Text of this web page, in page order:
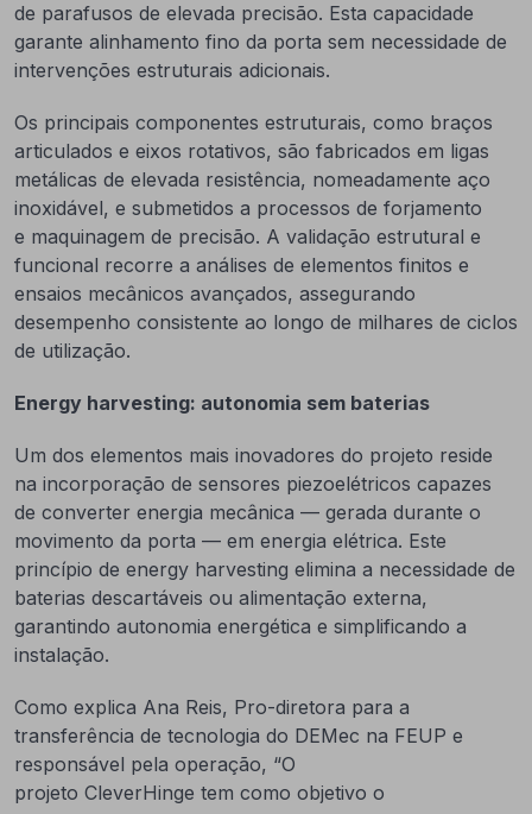
de parafusos de elevada precisão. Esta capacidade
garante alinhamento fino da porta sem necessidade de
intervenções estruturais adicionais.
Os principais componentes estruturais, como braços
articulados e eixos rotativos, são fabricados em ligas
metálicas de elevada resistência, nomeadamente aço
inoxidável, e submetidos a processos de forjamento
e maquinagem de precisão. A validação estrutural e
funcional recorre a análises de elementos finitos e
ensaios mecânicos avançados, assegurando
desempenho consistente ao longo de milhares de ciclos
de utilização.
Energy harvesting: autonomia sem baterias
Um dos elementos mais inovadores do projeto reside
na incorporação de sensores piezoelétricos capazes
de converter energia mecânica — gerada durante o
movimento da porta — em energia elétrica. Este
princípio de energy harvesting elimina a necessidade de
baterias descartáveis ou alimentação externa,
garantindo autonomia energética e simplificando a
instalação.
Como explica Ana Reis, Pro-diretora para a
transferência de tecnologia do DEMec na FEUP e
responsável pela operação, “O
projeto CleverHinge tem como objetivo o